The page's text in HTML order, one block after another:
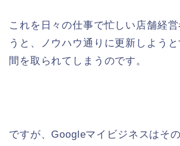
これを日々の仕事で忙しい店舗経
うと、ノウハウ通りに更新しよう
間を取られてしまうのです。
ですが、Googleマイビジネスはそ